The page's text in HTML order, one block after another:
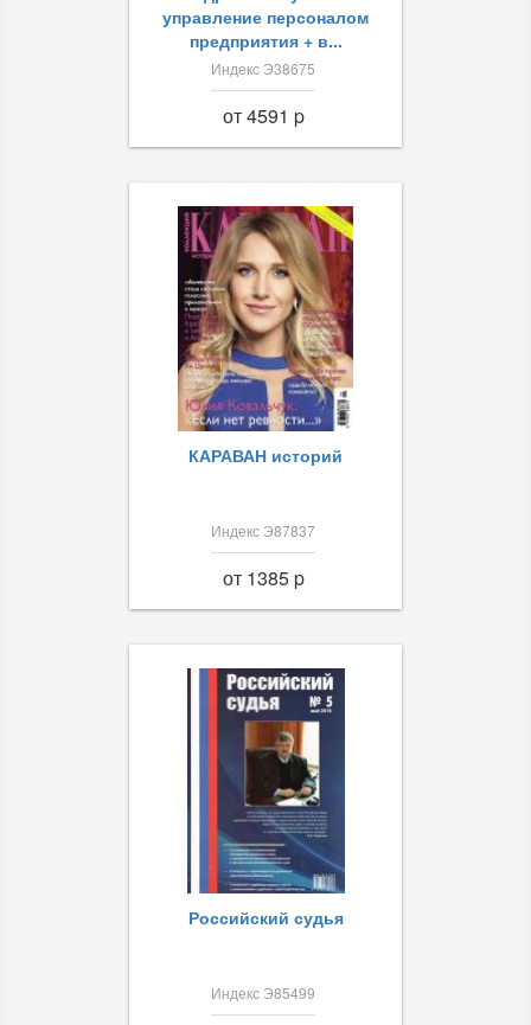
управление персоналом
предприятия + в...
Индекс Э38675
от 4591 p
КАРАВАН историй
Индекс Э87837
от 1385 p
Российский судья
Индекс Э85499